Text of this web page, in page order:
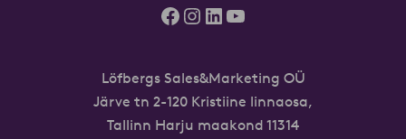
Facebook
Instagram
LinkedIn
YouTube
Löfbergs Sales&Marketing OÜ
Järve tn 2-120 Kristiine linnaosa,
Tallinn Harju maakond 11314